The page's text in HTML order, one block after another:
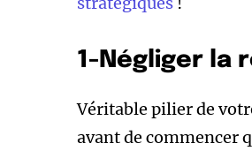
1-Négliger la
Véritable pilier de
avant de commencer